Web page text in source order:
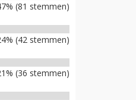
(81 stemmen)
(42 stemmen)
(36 stemmen)